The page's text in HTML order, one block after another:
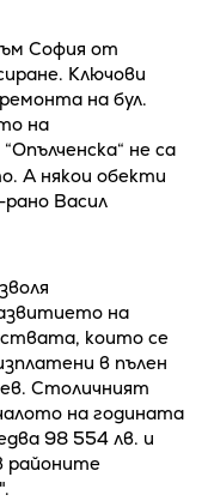
София от
Ключови
на бул.
на
“Опълченска“ не са
А някои обекти
рано Васил
на
които се
в пълен
Столичният
на годината
98 554 лв. и
районите